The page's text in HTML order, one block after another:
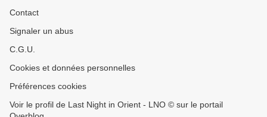
Contact
Signaler un abus
C.G.U.
Cookies et données personnelles
Préférences cookies
Voir le profil de Last Night in Orient - LNO © sur le portail